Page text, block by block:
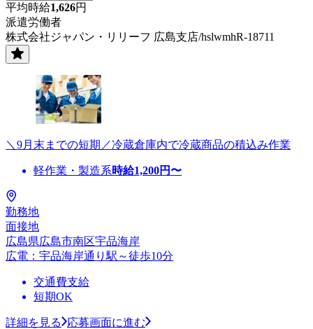
平均時給1,626円
派遣労働者
株式会社ジャパン・リリーフ 広島支店/hslwmhR-18711
＼9月末までの短期／冷蔵倉庫内で冷蔵商品の積込み作業
軽作業・製造系時給1,200円〜
勤務地
面接地
広島県広島市南区宇品海岸
広電：宇品海岸通り駅～徒歩10分
交通費支給
短期OK
詳細を見る 応募画面に進む